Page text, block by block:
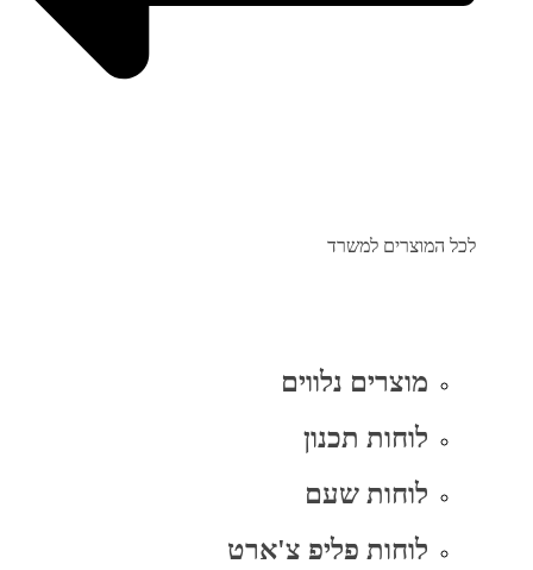
לכל המוצרים למשרד
מוצרים נלווים
לוחות תכנון
לוחות שעם
לוחות פליפ צ'ארט